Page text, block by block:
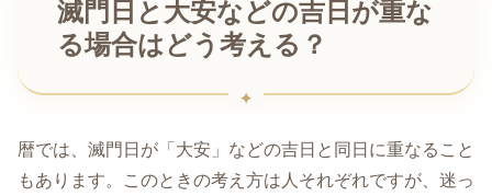
滅門日と大安などの吉日が重な
る場合はどう考える？
暦では、滅門日が「大安」などの吉日と同日に重なること
もあります。このときの考え方は人それぞれですが、迷っ